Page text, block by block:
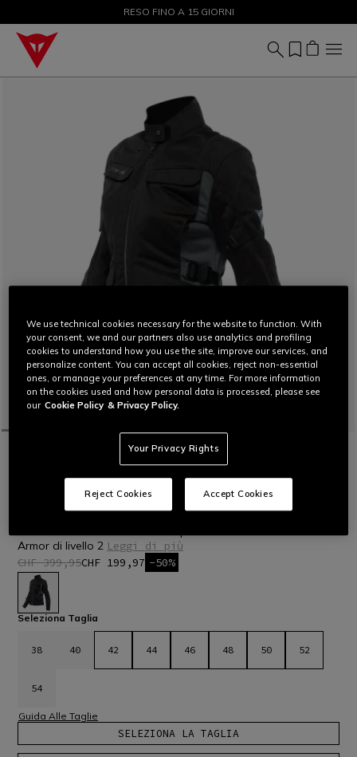
SALDI FINO AL 50% - ACQUISTA ORA
RESO FINO A 15 GIORNI
MOTO GIACCHE
DESERT TEX - GIACCA MOTO TOURING
ESTIVA IN TESSUTO DONNA
Armor di livello 2 Leggi di più
CHF 399,95CHF 199,97 -50%
selezionato
Seleziona Taglia
38 40 42 44 46 48 50 52
54
Guida Alle Taglie
SELEZIONA LA TAGLIA
We use technical cookies necessary for the website to function. With
your consent, we and our partners also use analytics and profiling
cookies to understand how you use the site, improve our services, and
personalize content. You can accept all cookies, reject non-essential
ones, or manage your preferences at any time. For more information
on the cookies used and how personal data is processed, please see
our Cookie Policy & Privacy Policy.
Your Privacy Rights
Reject Cookies Accept Cookies